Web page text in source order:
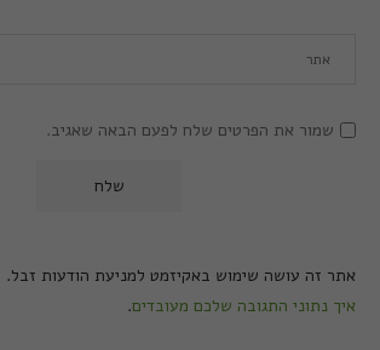
שמור את הפרטים שלח לפעם הבאה שאגיב.
אתר זה עושה שימוש באקיזמט למניעת הודעות זבל.
איך נתוני התגובה שלכם מעובדים.